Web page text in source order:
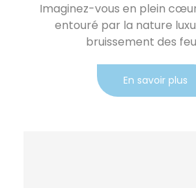
Imaginez-vous en plein
entouré par la nature
bruissement des
En savoir plus